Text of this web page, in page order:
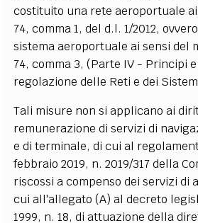
costituito una rete aeroportuale
74, comma 1, del d.l. 1/2012,
sistema aeroportuale ai sensi del
74, comma 3, (Parte IV - Principi
regolazione delle Reti e dei
Tali misure non si applicano ai
remunerazione di servizi di
e di terminale, di cui al
febbraio 2019, n. 2019/317 della
riscossi a compenso dei servizi di
cui all'allegato (A) al decreto
1999, n. 18, di attuazione della